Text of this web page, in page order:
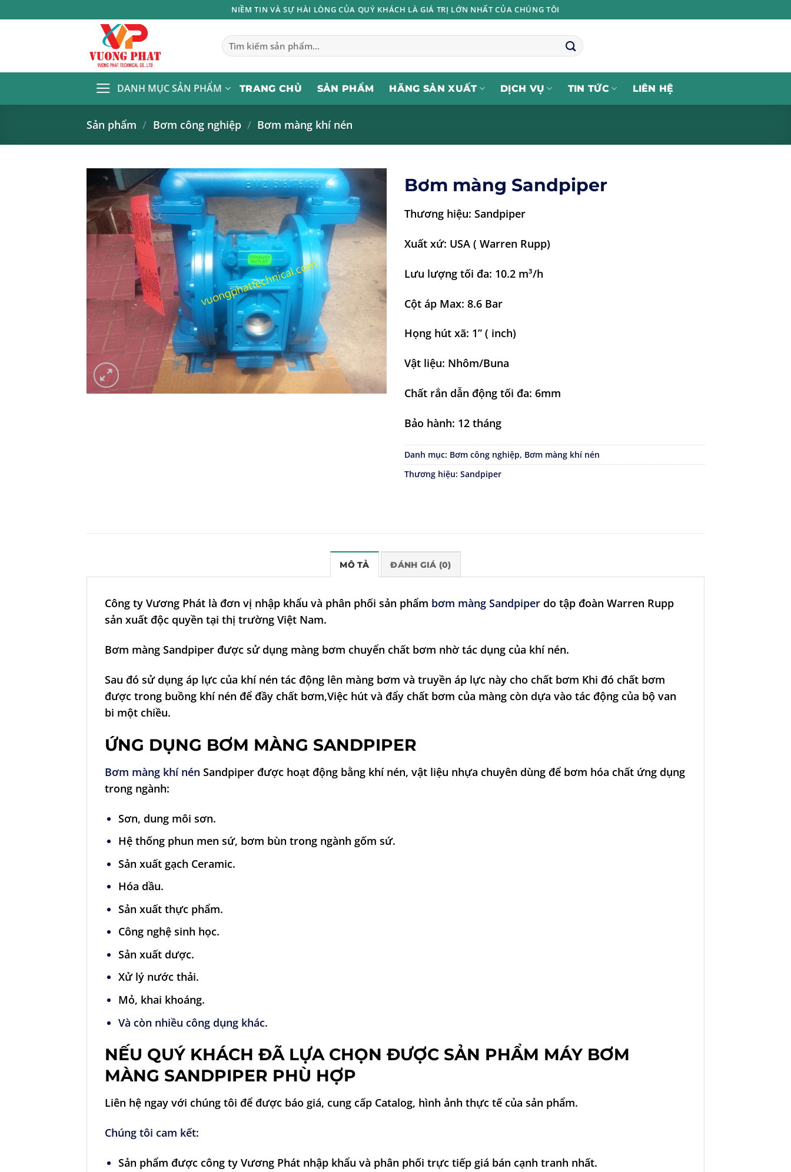
qua
NIỀM TIN VÀ SỰ HÀI LÒNG CỦA QUÝ KHÁCH LÀ GIÁ TRỊ LỚN NHẤT CỦA CHÚNG TÔI
Tìm
kiếm:
DANH MỤC SẢN PHẨM TRANG CHỦ SẢN PHẨM HÃNG SẢN XUẤT DỊCH VỤ TIN TỨC LIÊN HỆ
Sản phẩm / Bơm công nghiệp / Bơm màng khí nén
Bơm màng Sandpiper
Thương hiệu: Sandpiper
Xuất xứ: USA ( Warren Rupp)
Lưu lượng tối đa: 10.2 m³/h
Cột áp Max: 8.6 Bar
Họng hút xã: 1” ( inch)
Vật liệu: Nhôm/Buna
Chất rắn dẫn động tối đa: 6mm
Bảo hành: 12 tháng
Danh mục: Bơm công nghiệp, Bơm màng khí nén
Thương hiệu: Sandpiper
MÔ TẢ ĐÁNH GIÁ (0)
Công ty Vương Phát là đơn vị nhập khẩu và phân phối sản phẩm bơm màng Sandpiper do tập đoàn Warren Rupp
sản xuất độc quyền tại thị trường Việt Nam.
Bơm màng Sandpiper được sử dụng màng bơm chuyển chất bơm nhờ tác dụng của khí nén.
Sau đó sử dụng áp lực của khí nén tác động lên màng bơm và truyền áp lực này cho chất bơm Khi đó chất bơm
được trong buồng khí nén để đầy chất bơm,Việc hút và đẩy chất bơm của màng còn dựa vào tác động của bộ van
bi một chiều.
ỨNG DỤNG BƠM MÀNG SANDPIPER
Bơm màng khí nén Sandpiper được hoạt động bằng khí nén, vật liệu nhựa chuyên dùng để bơm hóa chất ứng dụng
trong ngành:
Sơn, dung môi sơn.
Hệ thống phun men sứ, bơm bùn trong ngành gốm sứ.
Sản xuất gạch Ceramic.
Hóa dầu.
Sản xuất thực phẩm.
Công nghệ sinh học.
Sản xuất dược.
Xử lý nước thải.
Mỏ, khai khoáng.
Và còn nhiều công dụng khác.
NẾU QUÝ KHÁCH ĐÃ LỰA CHỌN ĐƯỢC SẢN PHẨM MÁY BƠM
MÀNG SANDPIPER PHÙ HỢP
Liên hệ ngay với chúng tôi để được báo giá, cung cấp Catalog, hình ảnh thực tế của sản phẩm.
Chúng tôi cam kết:
Sản phẩm được công ty Vương Phát nhập khẩu và phân phối trực tiếp giá bán cạnh tranh nhất.